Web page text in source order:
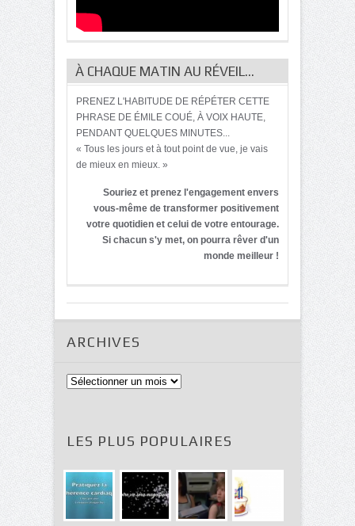
À CHAQUE MATIN AU RÉVEIL…
PRENEZ L'HABITUDE DE RÉPÉTER CETTE
PHRASE DE ÉMILE COUÉ, À VOIX HAUTE,
PENDANT QUELQUES MINUTES...
« Tous les jours et à tout point de vue, je vais
de mieux en mieux. »
Souriez et prenez l'engagement envers
vous-même de transformer positivement
votre quotidien et celui de votre entourage.
Si chacun s'y met, on pourra rêver d'un
monde meilleur !
ARCHIVES
Archives
LES PLUS POPULAIRES